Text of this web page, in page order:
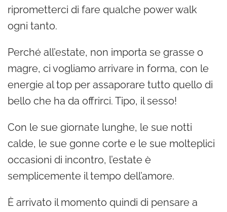
riprometterci di fare qualche power walk
ogni tanto.
Perché all’estate, non importa se grasse o
magre, ci vogliamo arrivare in forma, con le
energie al top per assaporare tutto quello di
bello che ha da offrirci. Tipo, il sesso!
Con le sue giornate lunghe, le sue notti
calde, le sue gonne corte e le sue molteplici
occasioni di incontro, l’estate è
semplicemente il tempo dell’amore.
È arrivato il momento quindi di pensare a